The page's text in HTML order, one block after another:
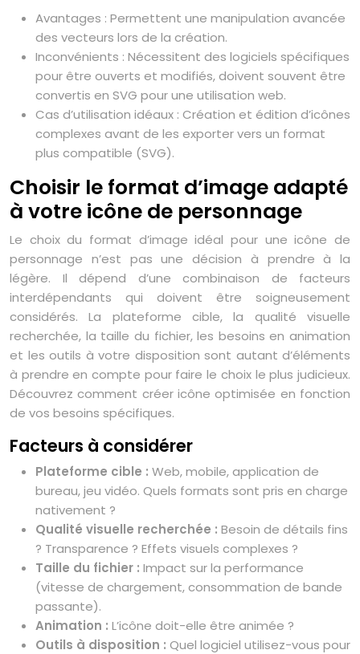
Avantages : Permettent une manipulation avancée
des vecteurs lors de la création.
Inconvénients : Nécessitent des logiciels spécifiques
pour être ouverts et modifiés, doivent souvent être
convertis en SVG pour une utilisation web.
Cas d’utilisation idéaux : Création et édition d’icônes
complexes avant de les exporter vers un format
plus compatible (SVG).
Choisir le format d’image adapté
à votre icône de personnage
Le choix du format d’image idéal pour une icône de
personnage n’est pas une décision à prendre à la
légère. Il dépend d’une combinaison de facteurs
interdépendants qui doivent être soigneusement
considérés. La plateforme cible, la qualité visuelle
recherchée, la taille du fichier, les besoins en animation
et les outils à votre disposition sont autant d’éléments
à prendre en compte pour faire le choix le plus judicieux.
Découvrez comment créer icône optimisée en fonction
de vos besoins spécifiques.
Facteurs à considérer
Plateforme cible : Web, mobile, application de
bureau, jeu vidéo. Quels formats sont pris en charge
nativement ?
Qualité visuelle recherchée : Besoin de détails fins
? Transparence ? Effets visuels complexes ?
Taille du fichier : Impact sur la performance
(vitesse de chargement, consommation de bande
passante).
Animation : L’icône doit-elle être animée ?
Outils à disposition : Quel logiciel utilisez-vous pour